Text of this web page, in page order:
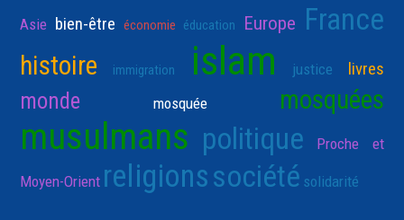
Asie bien-être économie éducation Europe France
histoire immigration islam justice livres
monde mosquée mosquées
musulmans politique Proche et
Moyen-Orient religionssociété solidarité